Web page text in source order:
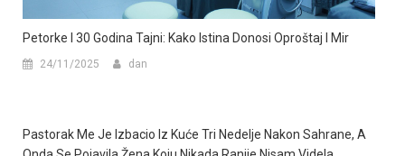
Petorke I 30 Godina Tajni: Kako Istina Donosi Oproštaj I Mir
24/11/2025 dan
Pastorak Me Je Izbacio Iz Kuće Tri Nedelje Nakon Sahrane, A